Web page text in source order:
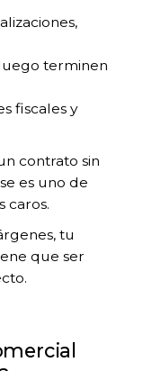
terminen
fiscales y
contrato sin
es uno de
caros.
tu
que ser